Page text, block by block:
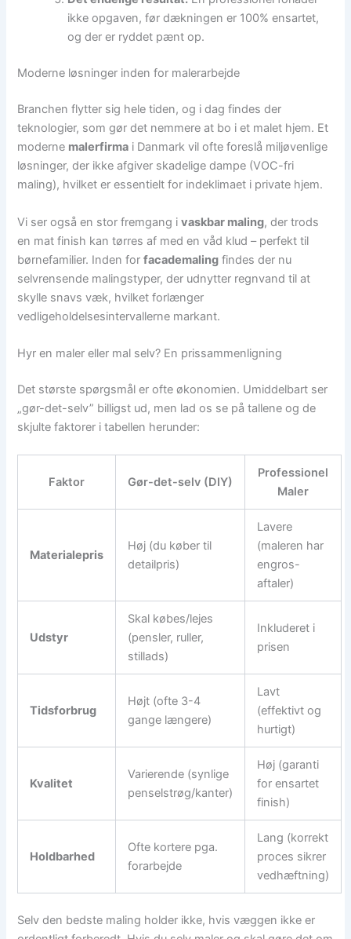
ikke opgaven, før dækningen er 100% ensartet,
og der er ryddet pænt op.
Moderne løsninger inden for malerarbejde
Branchen flytter sig hele tiden, og i dag findes der
teknologier, som gør det nemmere at bo i et malet hjem. Et
moderne malerfirma i Danmark vil ofte foreslå miljøvenlige
løsninger, der ikke afgiver skadelige dampe (VOC-fri
maling), hvilket er essentielt for indeklimaet i private hjem.
Vi ser også en stor fremgang ivaskbar maling, der trods
en mat finish kan tørres af med en våd klud – perfekt til
børnefamilier. Inden forfacademaling findes der nu
selvrensende malingstyper, der udnytter regnvand til at
skylle snavs væk, hvilket forlænger
vedligeholdelsesintervallerne markant.
Hyr en maler eller mal selv? En prissammenligning
Det største spørgsmål er ofte økonomien. Umiddelbart ser
„gør-det-selv” billigst ud, men lad os se på tallene og de
skjulte faktorer i tabellen herunder:
Faktor Gør-det-selv (DIY)
Professionel
Maler
Materialepris
Høj (du køber til
detailpris)
Lavere
(maleren har
engros-
aftaler)
Udstyr
Skal købes/lejes
(pensler, ruller,
stillads)
Inkluderet i
prisen
Tidsforbrug
Højt (ofte 3-4
gange længere)
Lavt
(effektivt og
hurtigt)
Kvalitet
Varierende (synlige
penselstrøg/kanter)
Høj (garanti
for ensartet
finish)
Holdbarhed
Ofte kortere pga.
forarbejde
Lang (korrekt
proces sikrer
vedhæftning)
Selv den bedste maling holder ikke, hvis væggen ikke er